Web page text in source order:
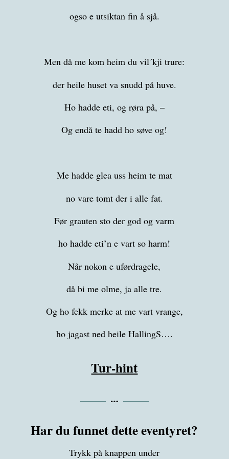
ogso e utsiktan fin å sjå.
Men då me kom heim du vil´kji trure:
der heile huset va snudd på huve.
Ho hadde eti, og røra på, –
Og endå te hadd ho søve og!
Me hadde glea uss heim te mat
no vare tomt der i alle fat.
Før grauten sto der god og varm
ho hadde eti’n e vart so harm!
Når nokon e uførdragele,
då bi me olme, ja alle tre.
Og ho fekk merke at me vart vrange,
ho jagast ned heile HallingS….
Tur-hint
Har du funnet dette eventyret?
Trykk på knappen under